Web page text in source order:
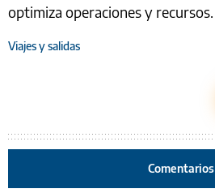
optimiza operaciones y recursos.
Viajes y salidas
Comentarios